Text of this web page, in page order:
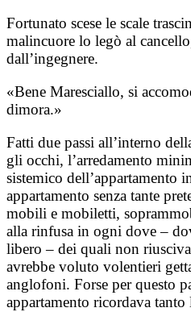
Fortunato scese le scale
malincuore lo legò al
dall’ingegnere.
«Bene Maresciallo, si
dimora.»
Fatti due passi all’interno
gli occhi, l’arredamento
sistemico dell’appartamento
appartamento senza tante
mobili e mobiletti,
alla rinfusa in ogni dove –
libero – dei quali non
avrebbe voluto volentieri
anglofoni. Forse per questo
appartamento ricordava tanto